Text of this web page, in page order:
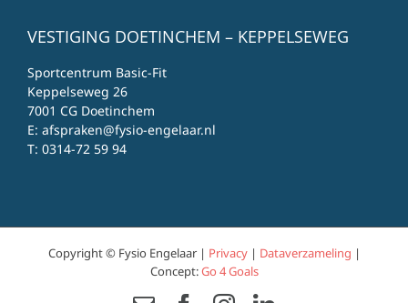
VESTIGING DOETINCHEM – KEPPELSEWEG
Sportcentrum Basic-Fit
Keppelseweg 26
7001 CG Doetinchem
E: afspraken@fysio-engelaar.nl
T: 0314-72 59 94
Copyright © Fysio Engelaar | Privacy| Dataverzameling |
Concept:Go 4 Goals